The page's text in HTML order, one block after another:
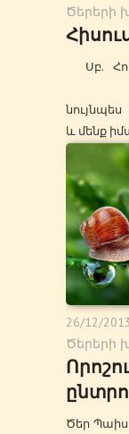
Ծերերի
Սբ.
Ելից
և մենք
26/12/2013
Ծերերի
Ծեր